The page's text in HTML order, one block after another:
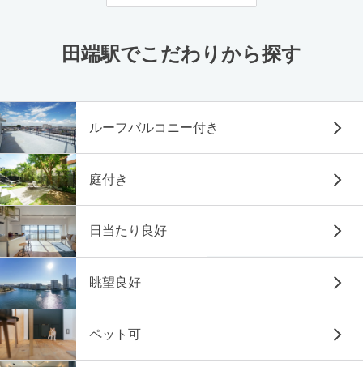
田端駅でこだわりから探す
ルーフバルコニー付き
庭付き
日当たり良好
眺望良好
ペット可